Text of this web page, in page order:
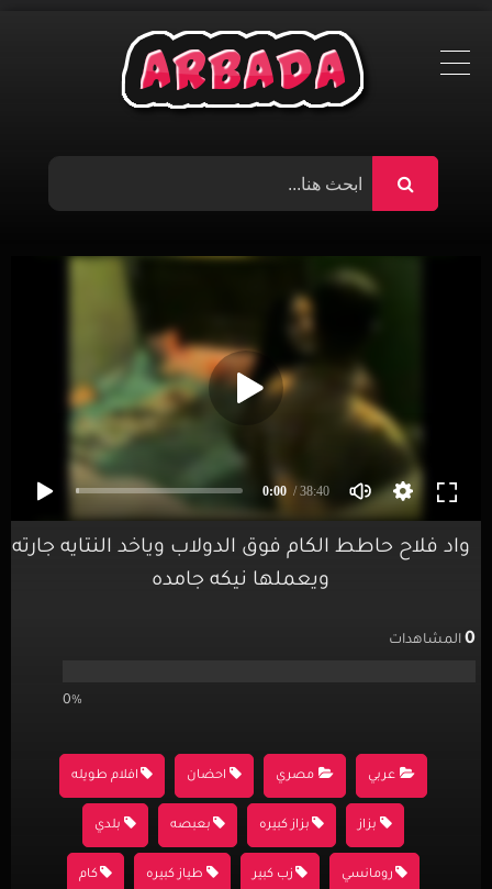
content
0:00 / 38:40
واد فلاح حاطط الكام فوق الدولاب وياخد النتايه جارته
ويعملها نيكه جامده
0المشاهدات
0%
عربي مصري احضان افلام طويله
بزاز بزاز كبيره بعبصه بلدي
رومانسي زب كبير طياز كبيره كام